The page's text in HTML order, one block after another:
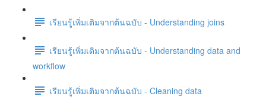
เรียนรู้เพิ่มเติมจากต้นฉบับ - Understanding joins
เรียนรู้เพิ่มเติมจากต้นฉบับ - Understanding data and
workflow
เรียนรู้เพิ่มเติมจากต้นฉบับ - Cleaning data